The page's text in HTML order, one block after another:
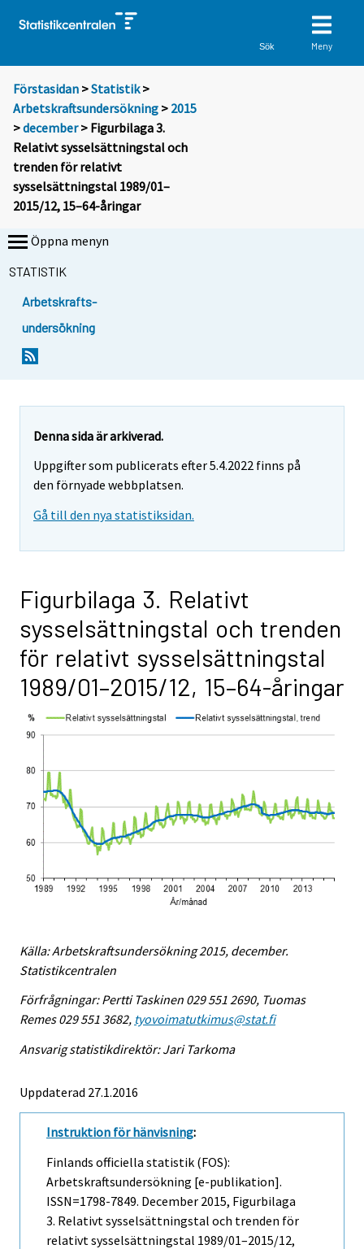
Sök Meny
Förstasidan >Statistik >
Arbetskraftsundersökning > 2015
>december> Figurbilaga 3.
Relativt sysselsättningstal och
trenden för relativt
sysselsättningstal 1989/01–
2015/12, 15–64-åringar
Öppna menyn
STATISTIK
Arbetskrafts-
undersökning
Denna sida är arkiverad.
Uppgifter som publicerats efter 5.4.2022 finns på
den förnyade webbplatsen.
Gå till den nya statistiksidan.
Figurbilaga 3. Relativt
sysselsättningstal och trenden
för relativt sysselsättningstal
1989/01–2015/12, 15–64-åringar
Källa: Arbetskraftsundersökning 2015, december.
Statistikcentralen
Förfrågningar: Pertti Taskinen 029 551 2690, Tuomas
Remes 029 551 3682, tyovoimatutkimus@stat.fi
Ansvarig statistikdirektör: Jari Tarkoma
Uppdaterad 27.1.2016
Instruktion för hänvisning:
Finlands officiella statistik (FOS):
Arbetskraftsundersökning [e-publikation].
ISSN=1798-7849. December 2015, Figurbilaga
3. Relativt sysselsättningstal och trenden för
relativt sysselsättningstal 1989/01–2015/12,